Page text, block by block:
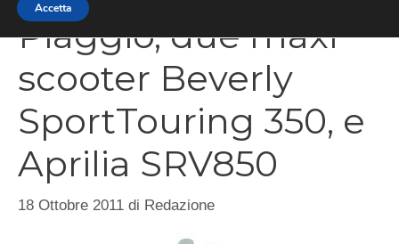
Piaggio, due maxi
scooter Beverly
SportTouring 350, e
Aprilia SRV850
18 Ottobre 2011 di Redazione
Accetta